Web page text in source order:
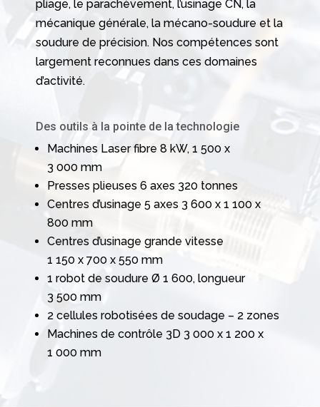
pliage, le parachèvement, l’usinage CN, la
mécanique générale, la mécano-soudure et la
soudure de précision. Nos compétences sont
largement reconnues dans ces domaines
d’activité.
Des outils à la pointe de la technologie
Machines Laser fibre 8 kW, 1 500 x
3 000 mm
Presses plieuses 6 axes 320 tonnes
Centres d’usinage 5 axes 3 600 x 1 100 x
800 mm
Centres d’usinage grande vitesse
1 150 x 700 x 550 mm
1 robot de soudure Ø 1 600, longueur
3 500 mm
2 cellules robotisées de soudage – 2 zones
Machines de contrôle 3D 3 000 x 1 200 x
1 000 mm